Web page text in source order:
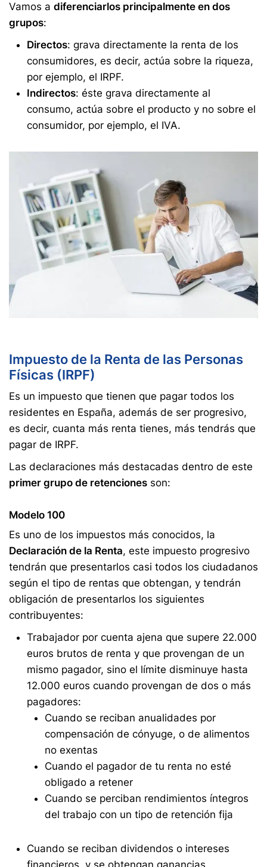
Vamos a diferenciarlos principalmente en dos
grupos:
Directos: grava directamente la renta de los
consumidores, es decir, actúa sobre la riqueza,
por ejemplo, el IRPF.
Indirectos: éste grava directamente al
consumo, actúa sobre el producto y no sobre el
consumidor, por ejemplo, el IVA.
Impuesto de la Renta de las Personas
Físicas (IRPF)
Es un impuesto que tienen que pagar todos los
residentes en España, además de ser progresivo,
es decir, cuanta más renta tienes, más tendrás que
pagar de IRPF.
Las declaraciones más destacadas dentro de este
primer grupo de retenciones son:
Modelo 100
Es uno de los impuestos más conocidos, la
Declaración de la Renta, este impuesto progresivo
tendrán que presentarlos casi todos los ciudadanos
según el tipo de rentas que obtengan, y tendrán
obligación de presentarlos los siguientes
contribuyentes:
Trabajador por cuenta ajena que supere 22.000
euros brutos de renta y que provengan de un
mismo pagador, sino el límite disminuye hasta
12.000 euros cuando provengan de dos o más
pagadores:
Cuando se reciban anualidades por
compensación de cónyuge, o de alimentos
no exentas
Cuando el pagador de tu renta no esté
obligado a retener
Cuando se perciban rendimientos íntegros
del trabajo con un tipo de retención fija
Cuando se reciban dividendos o intereses
financieros, y se obtengan ganancias